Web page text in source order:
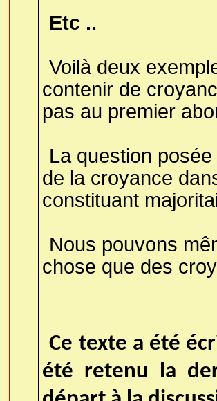
Etc ..
Voilà deux
contenir de
pas au premier
La question
de la croyance
constituant
Nous pouvons
chose que des
Ce texte a été
été retenu la